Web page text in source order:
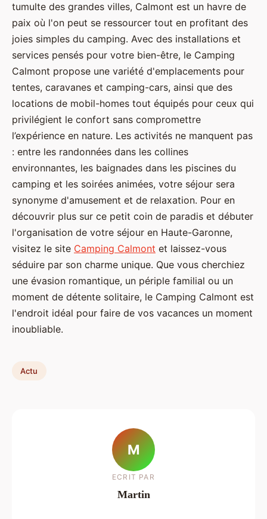
tumulte des grandes villes, Calmont est un havre de
paix où l'on peut se ressourcer tout en profitant des
joies simples du camping. Avec des installations et
services pensés pour votre bien-être, le Camping
Calmont propose une variété d'emplacements pour
tentes, caravanes et camping-cars, ainsi que des
locations de mobil-homes tout équipés pour ceux qui
privilégient le confort sans compromettre
l’expérience en nature. Les activités ne manquent pas
: entre les randonnées dans les collines
environnantes, les baignades dans les piscines du
camping et les soirées animées, votre séjour sera
synonyme d'amusement et de relaxation. Pour en
découvrir plus sur ce petit coin de paradis et débuter
l'organisation de votre séjour en Haute-Garonne,
visitez le site Camping Calmont et laissez-vous
séduire par son charme unique. Que vous cherchiez
une évasion romantique, un périple familial ou un
moment de détente solitaire, le Camping Calmont est
l'endroit idéal pour faire de vos vacances un moment
inoubliable.
Actu
M
ECRIT PAR
Martin